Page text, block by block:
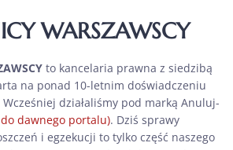
WARSZAWSCY
to kancelaria prawna z siedzibą
na ponad 10-letnim doświadczeniu
działaliśmy pod marką Anuluj-
dawnego portalu). Dziś sprawy
i egzekucji to tylko część naszego